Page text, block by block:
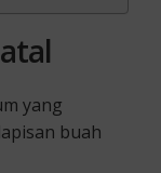
yang
buah